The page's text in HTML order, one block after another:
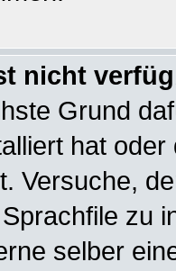
nicht
Grund
hat
Versuche,
zu
selber